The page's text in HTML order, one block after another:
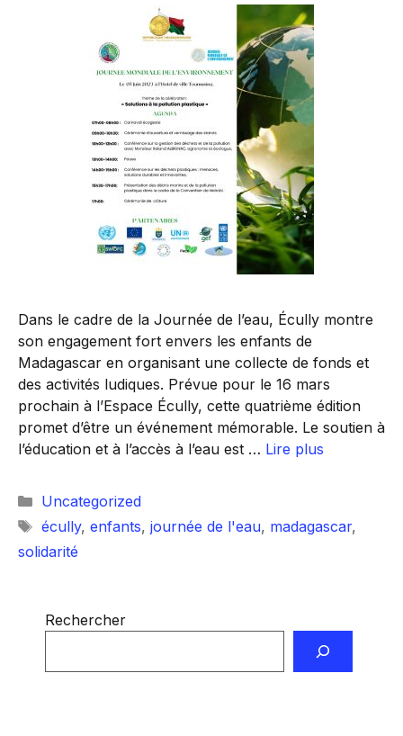
Dans le cadre de la Journée de l’eau, Écully montre
son engagement fort envers les enfants de
Madagascar en organisant une collecte de fonds et
des activités ludiques. Prévue pour le 16 mars
prochain à l’Espace Écully, cette quatrième édition
promet d’être un événement mémorable. Le soutien à
l’éducation et à l’accès à l’eau est … Lire plus
Catégories
Uncategorized
Étiquettes
écully, enfants, journée de l'eau, madagascar,
solidarité
Rechercher